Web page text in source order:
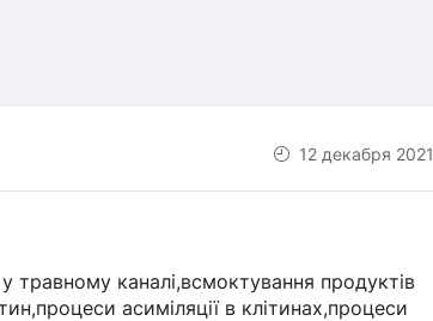
12 декабря 2021
каналі,всмоктування продуктів
асиміляції в клітинах,процеси